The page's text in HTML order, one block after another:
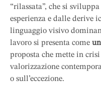
“rilassata”, che si
esperienza e dalle derive
linguaggio visivo
lavoro si presenta come
proposta che mette in
valorizzazione
o sull’eccezione.